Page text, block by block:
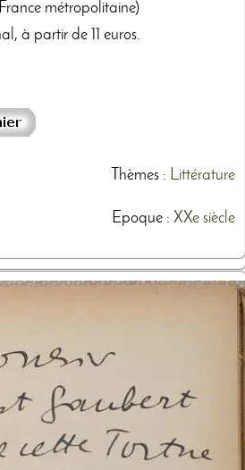
métropolitaine)
à partir de 11 euros.
Thèmes: Littérature
Epoque : XXe siècle